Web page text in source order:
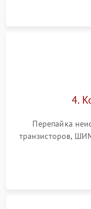
4.
Перепайка
транзисторов,
памяти при
разборка